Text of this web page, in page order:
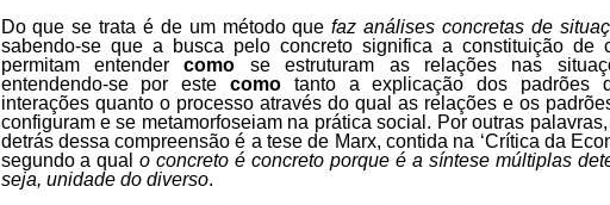
Do que se trata é de um método quefaz análises concretas de
sabendo-se que a busca pelo concreto significa a constituição de
permitam entendercomo se estruturam as relações nas
entendendo-se por este como tanto a explicação dos padrões
interações quanto o processo através do qual as relações e os
configuram e se metamorfoseiam na prática social. Por outras
detrás dessa compreensão é a tese de Marx, contida na ‘Crítica da
segundo a qual o concreto é concreto porque é a síntese múltiplas
seja, unidade do diverso.